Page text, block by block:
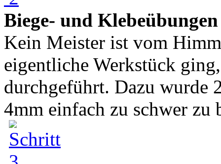
Biege- und
Kein Meister ist vom
eigentliche Werkstück
durchgeführt. Dazu wurde
4mm einfach zu schwer